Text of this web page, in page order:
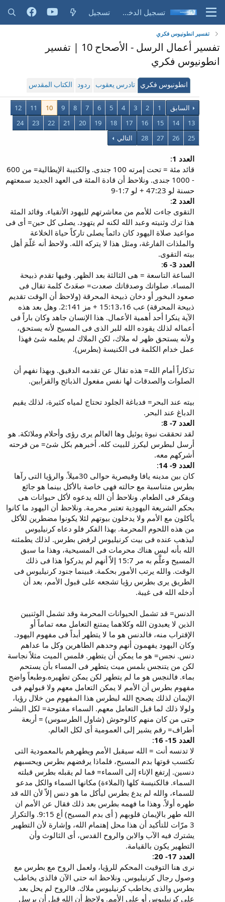
تسجيل الدخول تسجيل
تفسير انطونيوس فكري
تفسير أعمال الرسل - الأصحاح 10 | تفسير
انطونيوس فكري
انطونيوس فكري تادرس يعقوب ردود الكتاب المقدس
السابق 1
2
3
4
5
6
7
8
9
10
11
12
13
14
15
16
17
18
19
20
21
22
23
24
25
26
27
28 التالي
العدد 1
:
قائد مئة = تحت إمرته 100 جندى. والكتيبة الإيطالية= من 600
- 1000 جندى. ونلاحظ أن قادة المئة فى العهد الجديد سمعتهم
حسنة لو 47:23 + لو 1:7-9
العدد 2
:
التقوى جاءت للأمم من معاشرتهم لليهود الأتقياء. وقائد المئة
هذا ترك وثنيته وعبد الله لكنه لم يتهود. يصلى كل حين= أى فى
مواعيد صلاة اليهود كان دائماً يصلى تاركاً حياة الخلاعة
والملذات الفارغة، ومثل هذا لا يتركه الله. ولاحظ أنه عَلّمَ أهل
بيته التقوى.
العدد 3- 6
:
الساعة التاسعة = هى الثالثة بعد الظهر. وفيها تقدم ذبيحة
المساء. صلواتك وصدقاتك صعدت= صعَدتْ كلمة تقال فى
صعود البخور أو دخان ذبيحة المحرقة (ولاحظ أن الوقت تقديم
ذبيحة المحرقة) عب 15:13،16 + مز 2:141. وهل بعد هذه
الآية ينكرا أحد أهمية الأعمال. هذا الإنسان جاهد وكان باراً فى
أعماله لذلك يقوده الله للبر الذى فى المسيح لأنه يستحق،
ولأنه يستحق ظهر له ملاك، لكن الملاك لم يعلمه شئ فهذا
عمل خدام الكلمة فى الكنيسة (بطرس).
تذكاراً أمام الله= هذه تقال عن تقدمه الدقيق. وبهذا نفهم أن
الصلوات والصدقات لها نفس مفعول الذبائح والقرابين.
بيته عند البحر= فدباغة الجلود تحتاج لمياه كثيرة، لذلك يقيم
الدباغ عند البحر.
العدد 7- 8
:
لقد تحققت نبوة يوئيل وها العالم يرى رؤى وأحلام وملائكة. هو
أرسل لبطرس ليكرز للبيت كله. أخبرهم بكل شئ= من فرحته
أشركهم معه.
العدد 9- 14
:
كان بين مدينه يافا وقيصرية حوالى 30ميلاً. والرؤيا التى رآها
بطرس متناسبة مع حالته فهى خاصة بالأكل بينما هو جائع
ويفكر فى الطعام. ونلاحظ أن الله يدعوه لأكل حيوانات هى
بحكم الشريعة اليهودية تعتبر محرمة. ونلاحظ أن اليهود ما كانوا
يأكلون مع الأمم ولا يدخلون بيوتهم لئلا يكونوا مضطرين للأكل
من هذه اللحوم المحرمة. بهذا الفكر فلو دعاه كرنيليوس
ليذهب عنده فى بيت كرنيليوس لرفض بطرس. لذلك يطمئنه
الله بأنه ليس هناك محرمات فى المسيحية، وهذا ما سبق
المسيح وعلَّم به مر 15:7 إلاّ أنهم لم يدركوا هذا فى ذلك
الوقت. والله يرتب الأمور بحكمة. فبينما جنود كرنيليوس فى
الطريق يرى بطرس رؤيا تشجعه على قبول الأمم، بعد أن
أدخله الله فى غيبة.
الدنس= قد تشمل الحيوانات المحرمة وقد تشمل الوثنيين
الذين لا يعبدون الله وكلاهما يمتنع التعامل معه تماماً أو
الإقتراب منه، فالدنس هو ما لا يتطهر أبداً فى مفهوم اليهود.
وكان اليهود يفهمون أنهم وحدهم الطاهرين وكل ما عداهم
دنس. نجس= هو ما يمكن أن يتطهر. فلمس الميت مثلاً نجاسة
لكن من يتنجس بلمس ميت يتطهر فى المساء بأن يستحم
بماء. فالنجس هو ما لم يتطهر لكن يمكن تطهيره.وطبعاً واضح
مفهوم بطرس أن الأمم لا يمكن التعامل معهم ولا قبولهم فى
الإيمان لذلك يصحح الله لبطرس هذا المفهوم من خلال رؤيا،
ولولا ذلك لما قبل التعامل معهم. السماء مفتوحة= لكل البشر
حتى من كان منهم كالوحوش (شاول الطرسوس) = أربعة
أطراف= رقم يشير إلى العمومية أى لكل العالم.
العدد 15- 16
:
لا تدنسه أنت = الله سيقبل الأمم ويطهرهم بالمعمودية التى
تكتسب قوتها بدم المسيح، فلماذا يرفضهم بطرس ويحسبهم
دنسين. إرتفع الإناء إلى السماء= فما لم يقبله بطرس قبلته
السماء. فالكنيسة كلها (الملاءة) مكانها السماء والكل مدعو
للسماء، والله لم يدع بطرس ليأكل ما هو دنس إلاّ لأن الله قد
طهره أولاً. وهذا ما فهمه بطرس بعد ذلك فقال عن الأمم ان
الله طهر بالإيمان قلوبهم ( أى بدم المسيح) أع 9:15. والتكرار
3 مرّات للتأكيد أن هذا محل إهتمام الله، وإشارة لأن التطهير
يشترك فيه الآب والابن والروح القدس، أى الثالوث وأن
التطهير يكون بالقيامة.
العدد 17- 20
:
نرى هنا التوقيت المحكم للرؤيا، ولعمل الروح مع بطرس مع
وصول رجال كرنيليوس. ونلاحظ انه حتى الآن فالذى يخاطب
بطرس والذى يخاطب كرنيليوس ملاك. فالروح لم يحل بعد
على كرنيليوس أو على الأمم. ولاحظ أن الله قبل أن يرسل